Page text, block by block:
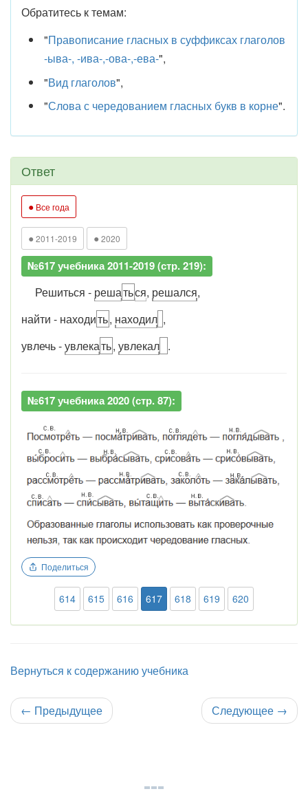
Обратитесь к темам:
"Правописание гласных в суффиксах глаголов
-ыва-, -ива-,-ова-,-ева-",
"Вид глаголов",
"Слова с чередованием гласных букв в корне".
Ответ
● Все года
● 2011-2019 ● 2020
№617 учебника 2011-2019 (стр. 219):
Решиться - решаться, решался,
найти - находить, находил ,
увлечь -увлекать, увлекал .
№617 учебника 2020 (стр. 87):
Поделиться
614 615 616 617 618 619 620
Вернуться к содержанию учебника
← Предыдущее Следующее →